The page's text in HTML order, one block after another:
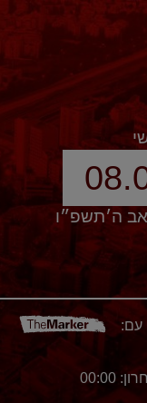
ה׳תשפ״ו
עם:
00:00